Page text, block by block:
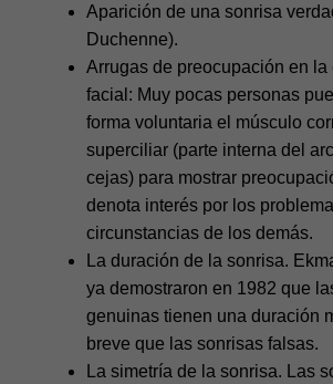
Aparición de una sonrisa
Duchenne).
Arrugas de preocupación en la
facial: Muy pocas personas
forma voluntaria el músculo
superciliar (parte interna del
cejas) para mostrar
denota interés por los
circunstancias de los demás.
La duración de la sonrisa.
ya demostraron en 1982 que
genuinas tienen una duración
breve que las sonrisas falsas.
La simetría de la sonrisa. Las